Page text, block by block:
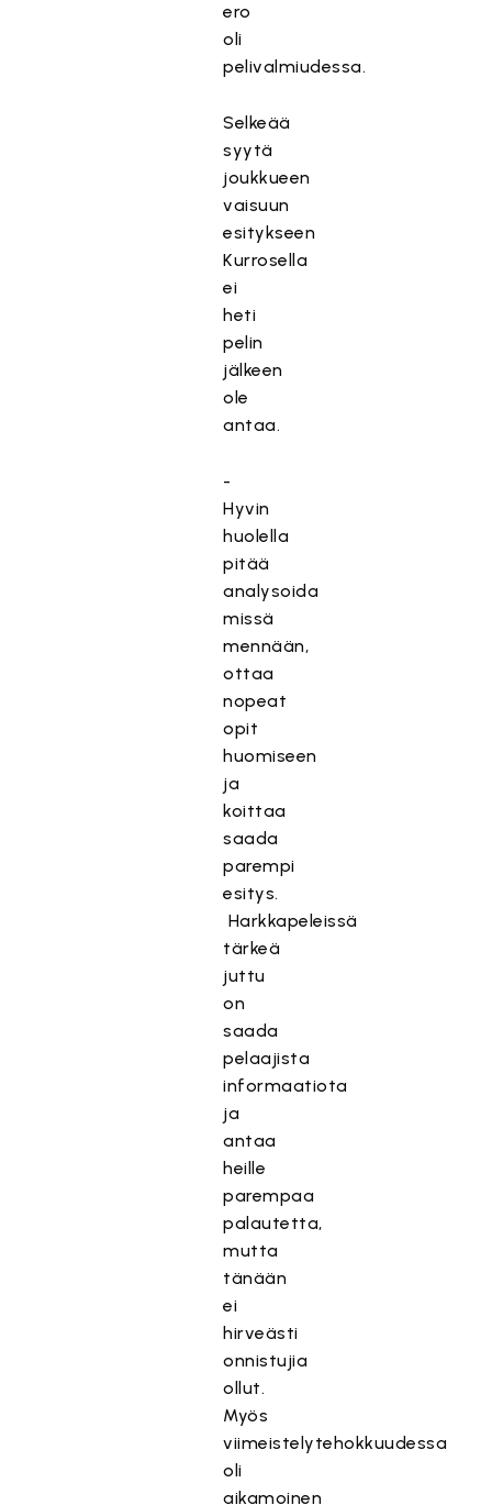
ero
oli
pelivalmiudessa.
Selkeää
syytä
joukkueen
vaisuun
esitykseen
Kurrosella
ei
heti
pelin
jälkeen
ole
antaa.
-
Hyvin
huolella
pitää
analysoida
missä
mennään,
ottaa
nopeat
opit
huomiseen
ja
koittaa
saada
parempi
esitys.
Harkkapeleissä
tärkeä
juttu
on
saada
pelaajista
informaatiota
ja
antaa
heille
parempaa
palautetta,
mutta
tänään
ei
hirveästi
onnistujia
ollut.
Myös
viimeistelytehokkuudessa
oli
aikamoinen